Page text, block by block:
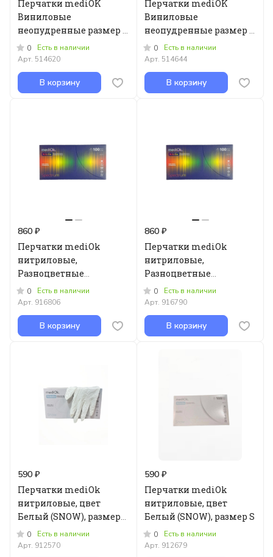
Перчатки mediOK
Виниловые
неопудренные размер S
100 шт.
0
Есть в наличии
Арт. 514620
В корзину
Перчатки mediOK
Виниловые
неопудренные размер L
100 шт.
0
Есть в наличии
Арт. 514644
В корзину
860 ₽
Перчатки mediOk
нитриловые,
Разноцветные
(Spectrum), размер M
0
Есть в наличии
Арт. 916806
В корзину
860 ₽
Перчатки mediOk
нитриловые,
Разноцветные
(Spectrum), размер S
0
Есть в наличии
Арт. 916790
В корзину
590 ₽
Перчатки mediOk
нитриловые, цвет
Белый (SNOW), размер
XS0
Есть в наличии
Арт. 912570
590 ₽
Перчатки mediOk
нитриловые, цвет
Белый (SNOW), размер S
0
Есть в наличии
Арт. 912679